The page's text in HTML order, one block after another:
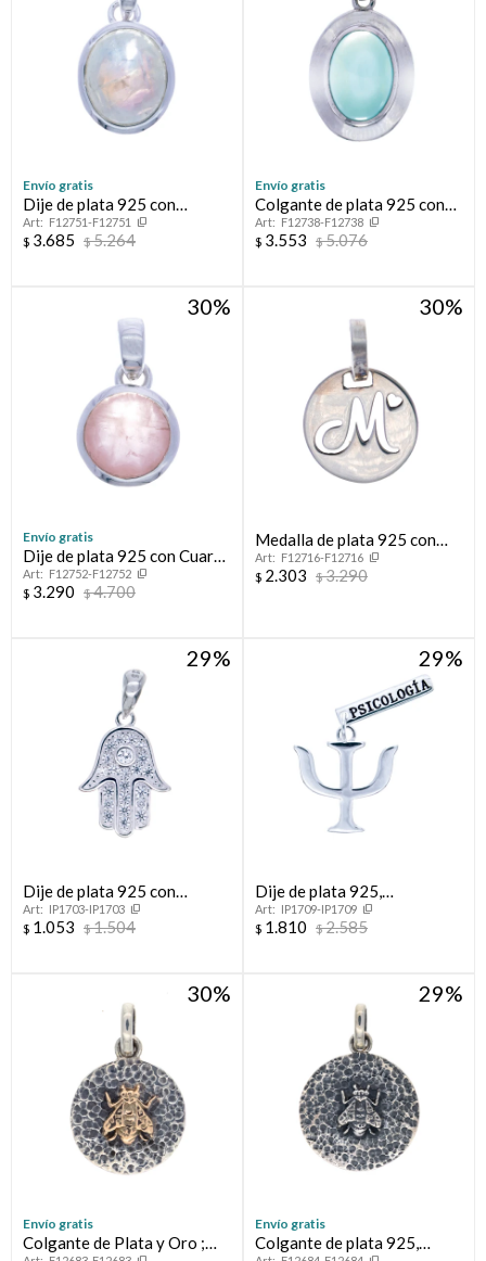
Envío gratis
Dije de plata 925 con
PIEDRA DE LA LUNA
F12751-F12751
$ 3.685 $5.264
Envío gratis
Colgante de plata 925 con
calcedonia.
F12738-F12738
$ 3.553 $5.076
30
Envío gratis
Dije de plata 925 con Cuarzo
rosa.F12752-F12752
$ 3.290 $4.700
30
Medalla de plata 925 con
letra.F12716-F12716
$ 2.303 $3.290
29
Dije de plata 925 con
circonias, MANO DE
FATIMA.
IP1703-IP1703
$ 1.053 $1.504
29
Dije de plata 925,
Psicología.
IP1709-IP1709
$ 1.810 $2.585
30
Envío gratis
Colgante de Plata y Oro ;
29
Envío gratis
Colgante de plata 925,